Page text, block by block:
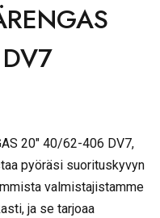
20″ 40/62-406 DV7,
pyöräsi suorituskyvyn
valmistajistamme
ja se tarjoaa